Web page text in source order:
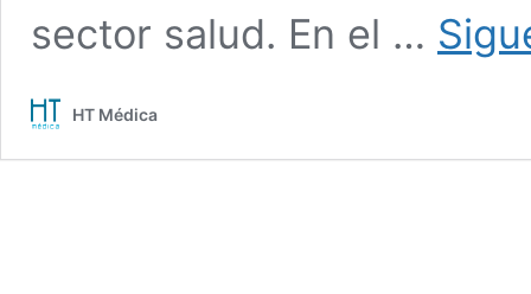
sector salud. En el …
HT Médica